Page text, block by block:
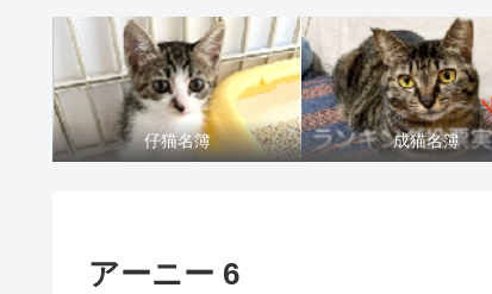
仔猫名簿 成猫名簿
アーニー 6